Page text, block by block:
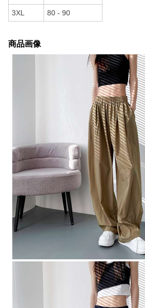
3XL 80 - 90
商品画像